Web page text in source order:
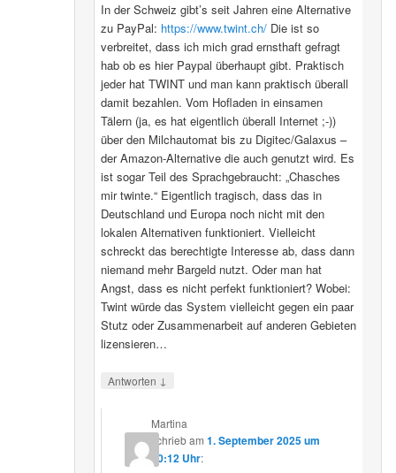
In der Schweiz gibt’s seit Jahren eine Alternative
zu PayPal: https://www.twint.ch/Die ist so
verbreitet, dass ich mich grad ernsthaft gefragt
hab ob es hier Paypal überhaupt gibt. Praktisch
jeder hat TWINT und man kann praktisch überall
damit bezahlen. Vom Hofladen in einsamen
Tälern (ja, es hat eigentlich überall Internet ;-))
über den Milchautomat bis zu Digitec/Galaxus –
der Amazon-Alternative die auch genutzt wird. Es
ist sogar Teil des Sprachgebraucht: „Chasches
mir twinte.“ Eigentlich tragisch, dass das in
Deutschland und Europa noch nicht mit den
lokalen Alternativen funktioniert. Vielleicht
schreckt das berechtigte Interesse ab, dass dann
niemand mehr Bargeld nutzt. Oder man hat
Angst, dass es nicht perfekt funktioniert? Wobei:
Twint würde das System vielleicht gegen ein paar
Stutz oder Zusammenarbeit auf anderen Gebieten
lizensieren…
Antworten ↓
Martina
schriebam1. September 2025 um
20:12 Uhr: